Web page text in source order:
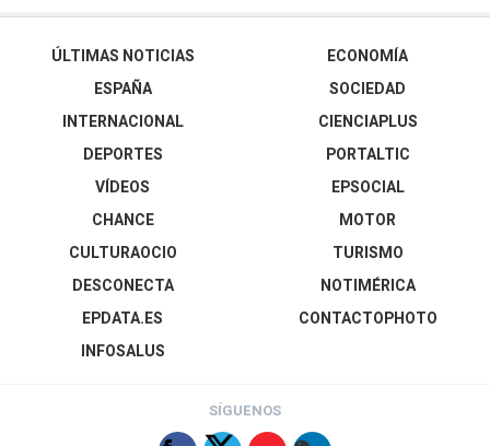
ÚLTIMAS NOTICIAS
ESPAÑA
INTERNACIONAL
DEPORTES
VÍDEOS
ECONOMÍA
SOCIEDAD
CIENCIAPLUS
PORTALTIC
EPSOCIAL
CHANCE
CULTURAOCIO
DESCONECTA
EPDATA.ES
INFOSALUS
MOTOR
TURISMO
NOTIMÉRICA
CONTACTOPHOTO
SÍGUENOS